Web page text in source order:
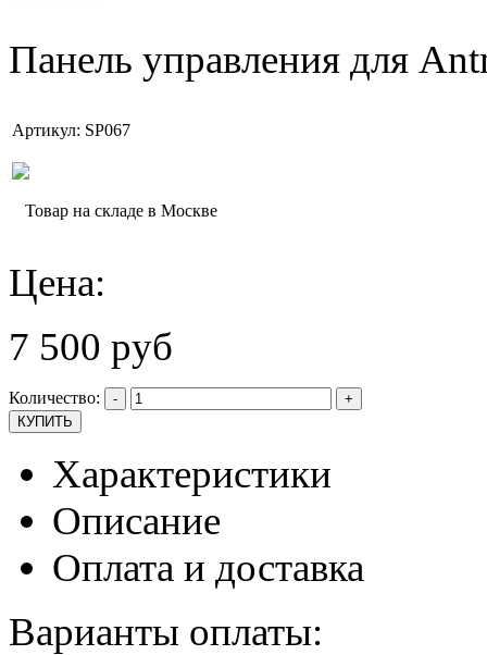
Панель управления для
Артикул: SP067
Товар на складе в Москве
Цена:
7 500 руб
Количество: - +
Характеристики
Описание
Оплата и доставка
Варианты оплаты: